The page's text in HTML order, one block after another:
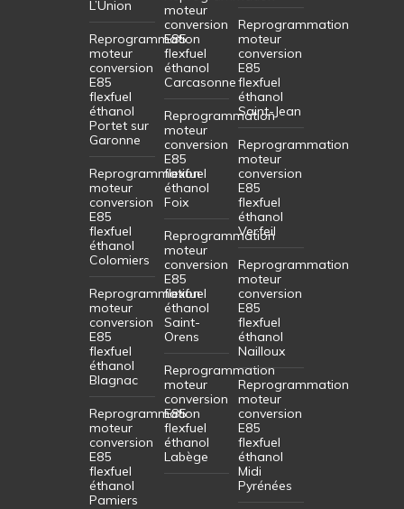
L’Union
Reprogrammation
moteur
conversion
E85
flexfuel
éthanol
Portet sur
Garonne
Reprogrammation
moteur
conversion
E85
flexfuel
éthanol
Colomiers
Reprogrammation
moteur
conversion
E85
flexfuel
éthanol
Blagnac
Reprogrammation
moteur
conversion
E85
flexfuel
éthanol
Pamiers
moteur
conversion
E85
flexfuel
éthanol
Carcasonne
Reprogrammation
moteur
conversion
E85
flexfuel
éthanol
Foix
Reprogrammation
moteur
conversion
E85
flexfuel
éthanol
Saint-
Orens
Reprogrammation
moteur
conversion
E85
flexfuel
éthanol
Labège
Reprogrammation
moteur
conversion
E85
flexfuel
éthanol
Saint-Jean
Reprogrammation
moteur
conversion
E85
flexfuel
éthanol
Verfeil
Reprogrammation
moteur
conversion
E85
flexfuel
éthanol
Nailloux
Reprogrammation
moteur
conversion
E85
flexfuel
éthanol
Midi
Pyrénées